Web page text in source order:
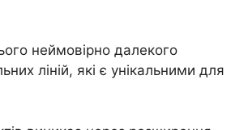
неймовірно далекого
ліній, які є унікальними для